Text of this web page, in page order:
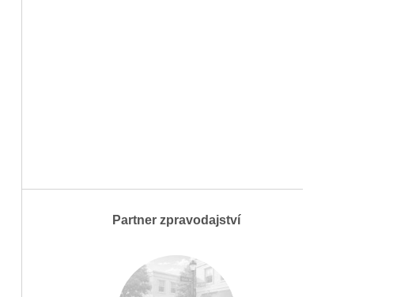
Partner zpravodajství